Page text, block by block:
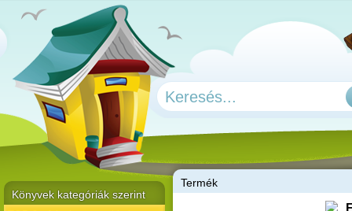
Termék
Könyvek kategóriák szerint